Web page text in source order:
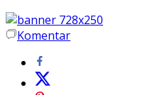
Komentar